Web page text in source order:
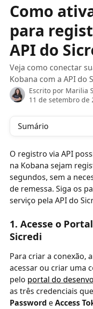
Como
para
API do
Veja como conectar
Kobana com a API do
Escrito por Marilia
11 de setembro de
Sumário
O registro via API
na Kobana sejam
segundos, sem a
de remessa. Siga os
serviço pela API do
1. Acesse o
Sicredi
Para criar a conexão,
acessar ou criar uma
pelo portal do
as três credenciais
Password e Access